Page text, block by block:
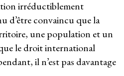
irréductiblement
d’être convaincu que la
une population et un
le droit international
il n’est pas davantage